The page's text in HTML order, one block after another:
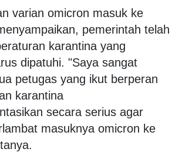
varian omicron masuk ke
pemerintah telah
karantina yang
dipatuhi. "Saya sangat
petugas yang ikut berperan
karantina
secara serius agar
masuknya omicron ke